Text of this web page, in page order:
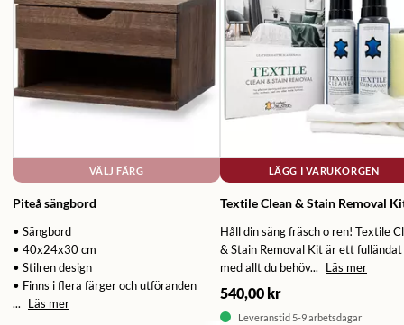
VÄLJ FÄRG
Piteå sängbord
• Sängbord
• 40x24x30 cm
• Stilren design
• Finns i flera färger och utföranden
...
Läs mer
LÄGG I VARUKORGEN
Textile Clean & Stain Removal
Håll din säng fräsch o ren! Textile
& Stain Removal Kit är ett
med allt du behöv...
Läs mer
540,00 kr
Leveranstid 5-9 arbetsdagar